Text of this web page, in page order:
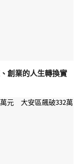
創業的人生轉換實